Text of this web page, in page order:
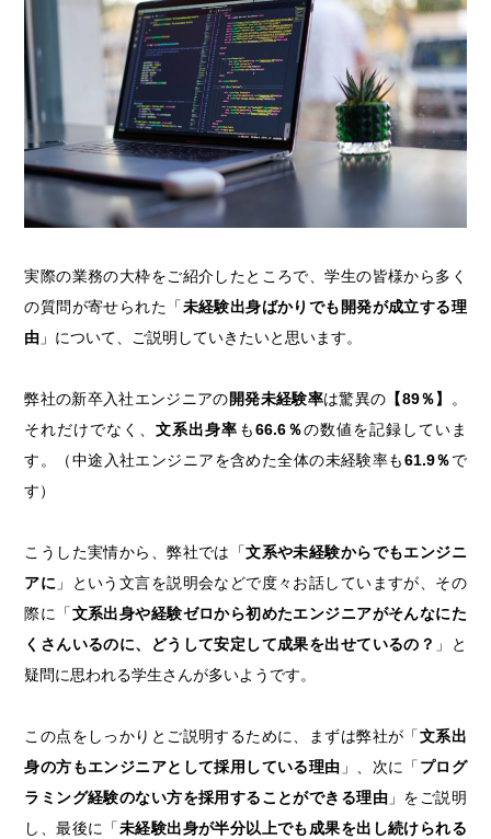
実際の業務の大枠をご紹介したところで、学生の皆様から多く
の質問が寄せられた「未経験出身ばかりでも開発が成立する理
由 」について、ご説明していきたいと思います。
弊社の新卒入社エンジニアの開発未経験率は驚異の 【89％】 。
それだけでなく、文系出身率 も66.6％の数値を記録していま
す。（中途入社エンジニアを含めた全体の未経験率も61.9％で
す）
こうした実情から、弊社では「文系や未経験からでもエンジニ
アに 」という文言を説明会などで度々お話していますが、その
際に「文系出身や経験ゼロから初めたエンジニアがそんなにた
くさんいるのに、どうして安定して成果を出せているの？ 」と
疑問に思われる学生さんが多いようです。
この点をしっかりとご説明するために、まずは弊社が「文系出
身の方もエンジニアとして採用している理由 」、次に「 プログ
ラミング経験のない方を採用することができる理由」をご説明
し、最後に「未経験出身が半分以上でも成果を出し続けられる